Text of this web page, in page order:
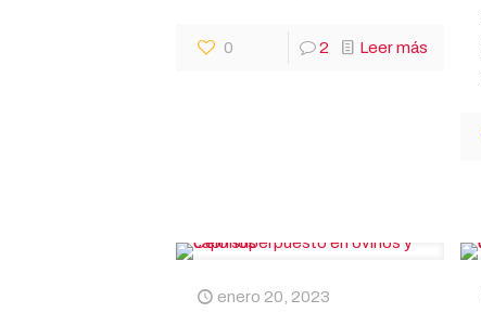
0 2 Leer más
enero 20, 2023